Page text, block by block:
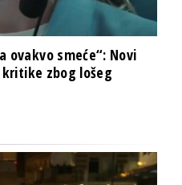
ovakvo smeće“: Novi
zbog lošeg